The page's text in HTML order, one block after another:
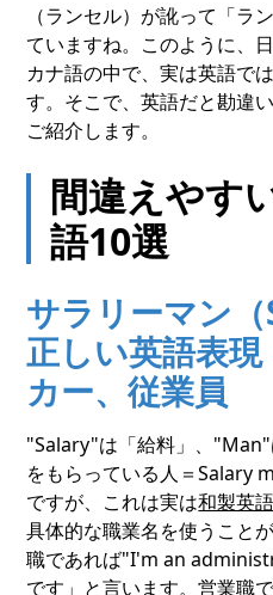
（ランセル）が訛って「ラ
ていますね。このように、
カナ語の中で、実は英語で
す。そこで、英語だと勘違
ご紹介します。
間違えやす
語10選
サラリーマン
正しい英語表
カー、従業員
"Salary"は「給料」、
をもらっている人＝Salary
ですが、これは実は和製英語
具体的な職業名を使うこと
職であれば"I'm an
です」と言います。営業職